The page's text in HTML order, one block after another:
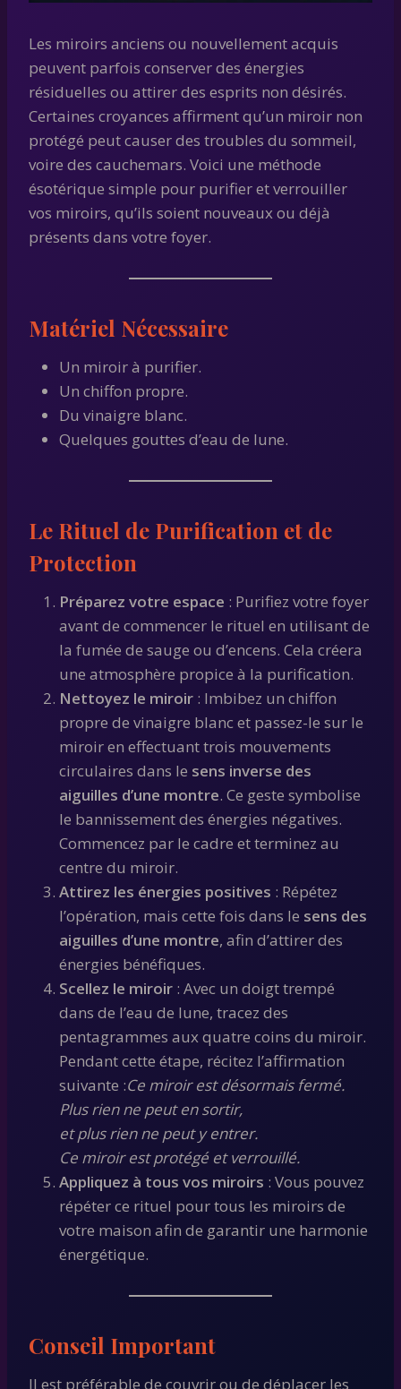
Les miroirs anciens ou nouvellement acquis
peuvent parfois conserver des énergies
résiduelles ou attirer des esprits non désirés.
Certaines croyances affirment qu’un miroir non
protégé peut causer des troubles du sommeil,
voire des cauchemars. Voici une méthode
ésotérique simple pour purifier et verrouiller
vos miroirs, qu’ils soient nouveaux ou déjà
présents dans votre foyer.
Matériel Nécessaire
Un miroir à purifier.
Un chiffon propre.
Du vinaigre blanc.
Quelques gouttes d’eau de lune.
Le Rituel de Purification et de
Protection
Préparez votre espace : Purifiez votre foyer
avant de commencer le rituel en utilisant de
la fumée de sauge ou d’encens. Cela créera
une atmosphère propice à la purification.
Nettoyez le miroir : Imbibez un chiffon
propre de vinaigre blanc et passez-le sur le
miroir en effectuant trois mouvements
circulaires dans le sens inverse des
aiguilles d’une montre. Ce geste symbolise
le bannissement des énergies négatives.
Commencez par le cadre et terminez au
centre du miroir.
Attirez les énergies positives : Répétez
l’opération, mais cette fois dans le sens des
aiguilles d’une montre, afin d’attirer des
énergies bénéfiques.
Scellez le miroir : Avec un doigt trempé
dans de l’eau de lune, tracez des
pentagrammes aux quatre coins du miroir.
Pendant cette étape, récitez l’affirmation
suivante :Ce miroir est désormais fermé.
Plus rien ne peut en sortir,
et plus rien ne peut y entrer.
Ce miroir est protégé et verrouillé.
Appliquez à tous vos miroirs : Vous pouvez
répéter ce rituel pour tous les miroirs de
votre maison afin de garantir une harmonie
énergétique.
Conseil Important
Il est préférable de couvrir ou de déplacer les